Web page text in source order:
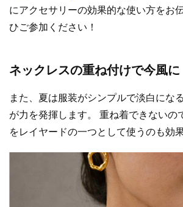
にアクセサリーの効果的な使い方をお
ひご参加ください！
ネックレスの重ね付けで今風に
また、夏は服装がシンプルで淡白にな
が力を発揮します。 重ね着できないの
をレイヤードの一つとして使うのも効果